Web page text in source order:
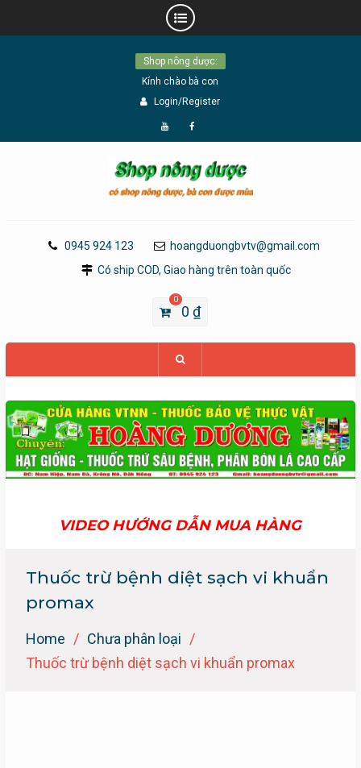
Shop nông dược:
Kính chào bà con
Login/Register
Đăng
YouTube
Page
0945 924 123
hoangduongbvtv@gmail.com
Có ship COD, Giao hàng trên toàn quốc
0
0₫
VIDEO HƯỚNG DẪN MUA HÀNG
Thuốc trừ bệnh diệt sạch vi khuẩn
promax
Home
Chưa phân loại
Thuốc trừ bệnh diệt sạch vi khuẩn promax